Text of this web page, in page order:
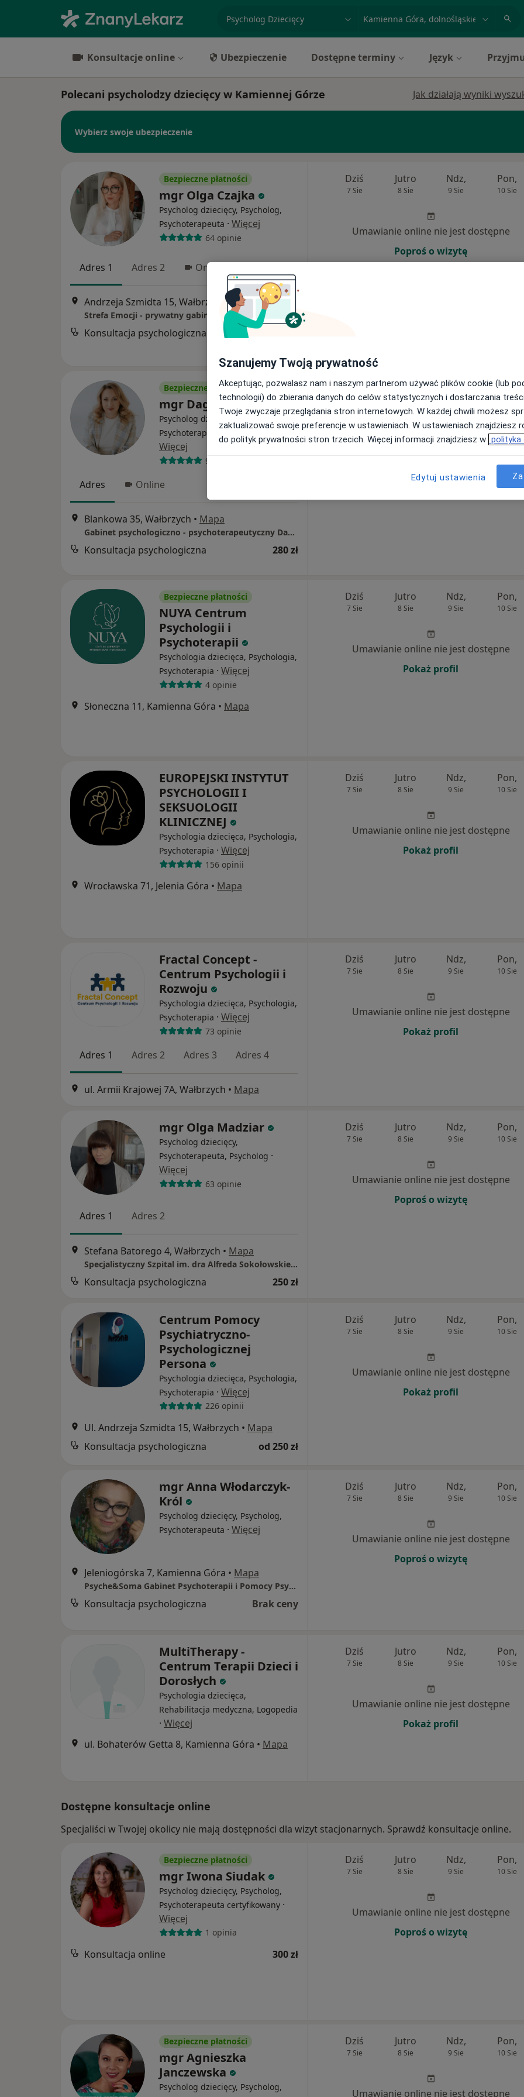
miasto lub dzielnica
Konsultacje online Ubezpieczenie Dostępne terminy Język
Polecani psycholodzy dziecięcy w Kamiennej Górze Jak działają wyniki
Wybierz swoje ubezpieczenie
Bezpieczne płatności
mgr Olga Czajka
Psycholog dziecięcy, Psycholog,
Psychoterapeuta · Więcej
64 opinie
Adres 1 Adres 2 Online
Andrzeja Szmidta 15, Wałbrzych• Mapa
Strefa Emocji - prywatny gabinet psychologiczny
Konsultacja psychologiczna
Dziś
7 Sie
Jutro
8 Sie
Ndz,
9 Sie
Pon,
10 Sie
Umawianie online nie jest dostępne
Poproś o wizytę
Bezpieczne płatności
mgr Dagmara Glapa
Psycholog dziecięcy, Psycholog,
Psychoterapeuta certyfikowany ·
Więcej
99 opinii
Adres Online
Blankowa 35, Wałbrzych • Mapa
Gabinet psychologiczno - psychoterapeutyczny Dagmara Glapa
Konsultacja psychologiczna 280 zł
Dziś
7 Sie
Jutro
8 Sie
Ndz,
9 Sie
Pon,
10 Sie
Umawianie online nie jest dostępne
Bezpieczne płatności
NUYA Centrum
Psychologii i
Psychoterapii
Psychologia dziecięca, Psychologia,
Psychoterapia · Więcej
4 opinie
Słoneczna 11, Kamienna Góra • Mapa
Dziś
7 Sie
Jutro
8 Sie
Ndz,
9 Sie
Pon,
10 Sie
Umawianie online nie jest dostępne
Pokaż profil
EUROPEJSKI INSTYTUT
PSYCHOLOGII I
SEKSUOLOGII
KLINICZNEJ
Psychologia dziecięca, Psychologia,
Psychoterapia · Więcej
156 opinii
Wrocławska 71, Jelenia Góra • Mapa
Dziś
7 Sie
Jutro
8 Sie
Ndz,
9 Sie
Pon,
10 Sie
Umawianie online nie jest dostępne
Pokaż profil
Fractal Concept -
Centrum Psychologii i
Rozwoju
Psychologia dziecięca, Psychologia,
Psychoterapia · Więcej
73 opinie
Adres 1 Adres 2 Adres 3 Adres 4
ul. Armii Krajowej 7A, Wałbrzych • Mapa
Dziś
7 Sie
Jutro
8 Sie
Ndz,
9 Sie
Pon,
10 Sie
Umawianie online nie jest dostępne
Pokaż profil
mgr Olga Madziar
Psycholog dziecięcy,
Psychoterapeuta, Psycholog ·
Więcej
63 opinie
Adres 1 Adres 2
Stefana Batorego 4, Wałbrzych • Mapa
Specjalistyczny Szpital im. dra Alfreda Sokołowskiego w Wałbrzychu
Konsultacja psychologiczna 250 zł
Dziś
7 Sie
Jutro
8 Sie
Ndz,
9 Sie
Pon,
10 Sie
Umawianie online nie jest dostępne
Poproś o wizytę
Centrum Pomocy
Psychiatryczno-
Psychologicznej
Persona
Psychologia dziecięca, Psychologia,
Psychoterapia · Więcej
226 opinii
Ul. Andrzeja Szmidta 15, Wałbrzych • Mapa
Konsultacja psychologiczna
od 250 zł
Dziś
7 Sie
Jutro
8 Sie
Ndz,
9 Sie
Pon,
10 Sie
Umawianie online nie jest dostępne
Pokaż profil
mgr Anna Włodarczyk-
Król
Psycholog dziecięcy, Psycholog,
Psychoterapeuta · Więcej
Jeleniogórska 7, Kamienna Góra • Mapa
Psyche&Soma Gabinet Psychoterapii i Pomocy Psychologicznej
Konsultacja psychologiczna Brak ceny
Dziś
7 Sie
Jutro
8 Sie
Ndz,
9 Sie
Pon,
10 Sie
Umawianie online nie jest dostępne
Poproś o wizytę
MultiTherapy -
Centrum Terapii Dzieci i
Dorosłych
Psychologia dziecięca,
Rehabilitacja medyczna, Logopedia
· Więcej
ul. Bohaterów Getta 8, Kamienna Góra • Mapa
Dziś
7 Sie
Jutro
8 Sie
Ndz,
9 Sie
Pon,
10 Sie
Umawianie online nie jest dostępne
Pokaż profil
Dostępne konsultacje online
Specjaliści w Twojej okolicy nie mają dostępności dla wizyt stacjonarnych. Sprawdź konsultacje online.
Bezpieczne płatności
mgr Iwona Siudak
Psycholog dziecięcy, Psycholog,
Psychoterapeuta certyfikowany ·
Więcej
1 opinia
Konsultacja online 300 zł
Dziś
7 Sie
Jutro
8 Sie
Ndz,
9 Sie
Pon,
10 Sie
Umawianie online nie jest dostępne
Poproś o wizytę
Bezpieczne płatności
mgr Agnieszka
Janczewska
Psycholog dziecięcy, Psycholog,
Dziś
7 Sie
Jutro
8 Sie
Ndz,
9 Sie
Pon,
10 Sie
Umawianie online nie jest dostępne
Szanujemy Twoją prywatność
Akceptując, pozwalasz nam i naszym partnerom używać plików cookie (lub
technologii) do zbierania danych do celów statystycznych i dostarczania
Twoje zwyczaje przeglądania stron internetowych. W każdej chwili możesz
zaktualizować swoje preferencje w ustawieniach. W ustawieniach znajdziesz
do polityk prywatności stron trzecich. Więcej informacji znajdziesz w polityka
Edytuj ustawienia